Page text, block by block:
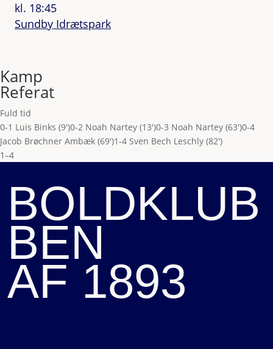
kl. 18:45
Sundby Idrætspark
Kamp
Referat
Fuld tid
0-1 Luis Binks (9')0-2 Noah Nartey (13')0-3 Noah Nartey (63')0-4
Jacob Brøchner Ambæk (69')1-4 Sven Bech Leschly (82')
1–4
BOLDKLUB
BEN
AF 1893